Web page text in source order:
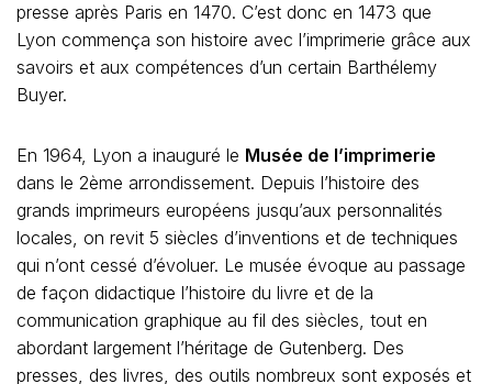
presse après Paris en 1470. C’est donc en 1473 que
Lyon commença son histoire avec l’imprimerie grâce aux
savoirs et aux compétences d’un certain Barthélemy
Buyer.
En 1964, Lyon a inauguré le Musée de l’imprimerie
dans le 2ème arrondissement. Depuis l’histoire des
grands imprimeurs européens jusqu’aux personnalités
locales, on revit 5 siècles d’inventions et de techniques
qui n’ont cessé d’évoluer. Le musée évoque au passage
de façon didactique l’histoire du livre et de la
communication graphique au fil des siècles, tout en
abordant largement l’héritage de Gutenberg. Des
presses, des livres, des outils nombreux sont exposés et